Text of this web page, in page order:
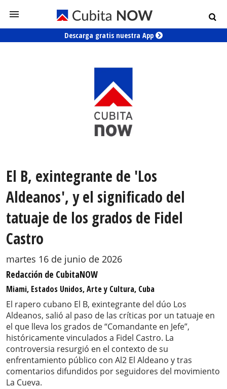
Descarga gratis nuestra App
El B, exintegrante de 'Los
Aldeanos', y el significado del
tatuaje de los grados de Fidel
Castro
martes 16 de junio de 2026
Redacción de CubitaNOW
Miami, Estados Unidos, Arte y Cultura, Cuba
El rapero cubano El B, exintegrante del dúo Los
Aldeanos, salió al paso de las críticas por un tatuaje en
el que lleva los grados de “Comandante en Jefe”,
históricamente vinculados a Fidel Castro. La
controversia resurgió en el contexto de su
enfrentamiento público con Al2 El Aldeano y tras
comentarios difundidos por seguidores del movimiento
La Cueva.